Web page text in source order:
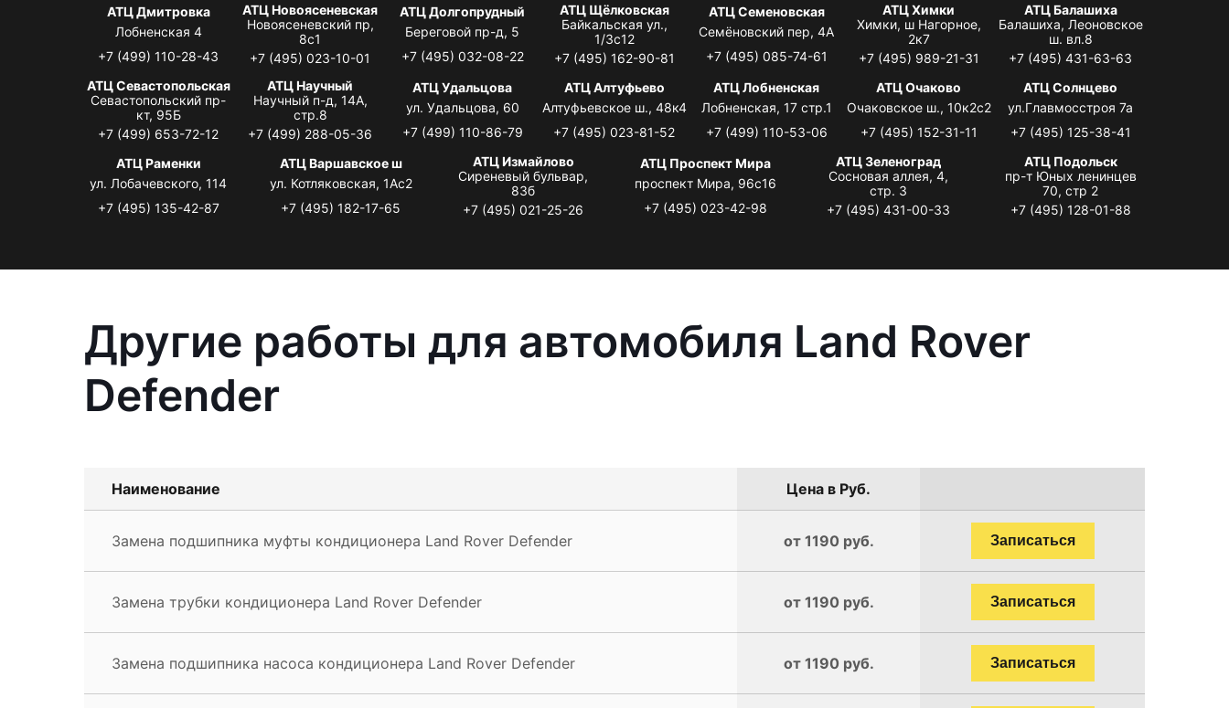
АТЦ Дмитровка
Лобненская 4
+7 (499) 110-28-43
АТЦ Новоясеневская
Новоясеневский пр,
8с1
+7 (495) 023-10-01
АТЦ Долгопрудный
Береговой пр-д, 5
+7 (495) 032-08-22
АТЦ Щёлковская
Байкальская ул.,
1/3с12
+7 (495) 162-90-81
АТЦ Семеновская
Семёновский пер, 4А
+7 (495) 085-74-61
АТЦ Химки
Химки, ш Нагорное,
2к7
+7 (495) 989-21-31
АТЦ Балашиха
Балашиха, Леоновское
ш. вл.8
+7 (495) 431-63-63
АТЦ Севастопольская
Севастопольский пр-
кт, 95Б
+7 (499) 653-72-12
АТЦ Научный
Научный п-д, 14А,
стр.8
+7 (499) 288-05-36
АТЦ Удальцова
ул. Удальцова, 60
+7 (499) 110-86-79
АТЦ Алтуфьево
Алтуфьевское ш., 48к4
+7 (495) 023-81-52
АТЦ Лобненская
Лобненская, 17 стр.1
+7 (499) 110-53-06
АТЦ Очаково
Очаковское ш., 10к2с2
+7 (495) 152-31-11
АТЦ Солнцево
ул.Главмосстроя 7а
+7 (495) 125-38-41
АТЦ Раменки
ул. Лобачевского, 114
+7 (495) 135-42-87
АТЦ Варшавское ш
ул. Котляковская, 1Ас2
+7 (495) 182-17-65
АТЦ Измайлово
Сиреневый бульвар,
83б
+7 (495) 021-25-26
АТЦ Проспект Мира
проспект Мира, 96с16
+7 (495) 023-42-98
АТЦ Зеленоград
Сосновая аллея, 4,
стр. 3
+7 (495) 431-00-33
АТЦ Подольск
пр-т Юных ленинцев
70, стр 2
+7 (495) 128-01-88
Другие работы для автомобиля Land Rover
Defender
Наименование Цена в Руб.
Замена подшипника муфты кондиционера Land Rover Defender от 1190 руб. Записаться
Замена трубки кондиционера Land Rover Defender от 1190 руб. Записаться
Замена подшипника насоса кондиционера Land Rover Defender от 1190 руб. Записаться